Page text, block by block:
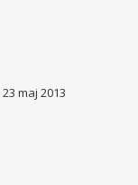
23 maj 2013